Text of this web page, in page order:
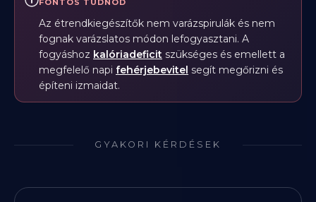
FONTOS TUDNOD
Az étrendkiegészítők nem varázspirulák és nem
fognak varázslatos módon lefogyasztani. A
fogyáshoz kalóriadeficit szükséges és emellett a
megfelelő napi fehérjebevitel segít megőrizni és
építeni izmaidat.
GYAKORI KÉRDÉSEK